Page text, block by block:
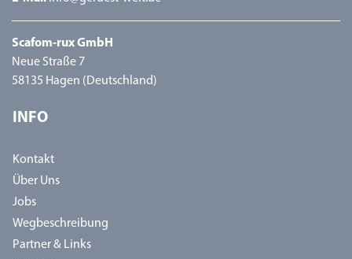
Scafom-rux GmbH
Neue Straße 7
58135 Hagen (Deutschland)
INFO
Kontakt
Über Uns
Jobs
Wegbeschreibung
Partner & Links